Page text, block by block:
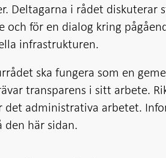
Deltagarna i rådet diskuterar
och för en dialog kring
infrastrukturen.
ska fungera som en
transparens i sitt arbete.
det administrativa arbetet.
här sidan.